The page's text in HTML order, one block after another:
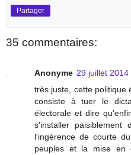
Partager
35 commentaires:
Anonyme 29 juillet
très juste, cette politique
consiste à tuer le
électorale et dire
s'installer
l'ingérence de courte
peuples et la mise en